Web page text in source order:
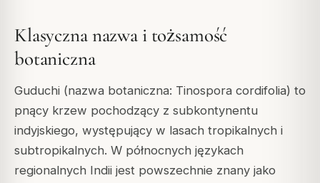
Klasyczna nazwa i tożsamość
botaniczna
Guduchi (nazwa botaniczna: Tinospora cordifolia) to
pnący krzew pochodzący z subkontynentu
indyjskiego, występujący w lasach tropikalnych i
subtropikalnych. W północnych językach
regionalnych Indii jest powszechnie znany jako